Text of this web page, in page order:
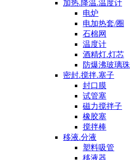
加热.降温.温度计
电炉
电加热套/圈
石棉网
温度计
酒精灯.灯芯
防爆沸玻璃珠
密封.搅拌.塞子
封口膜
试管塞
磁力搅拌子
橡胶塞
搅拌棒
移液.分液
塑料吸管
移液器